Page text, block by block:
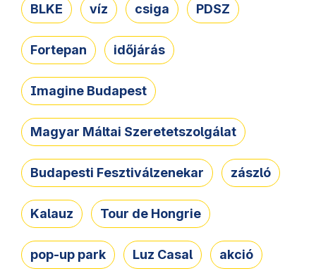
BLKE víz csiga PDSZ
Fortepan időjárás
Imagine Budapest
Magyar Máltai Szeretetszolgálat
Budapesti Fesztiválzenekar zászló
Kalauz Tour de Hongrie
pop-up park Luz Casal akció